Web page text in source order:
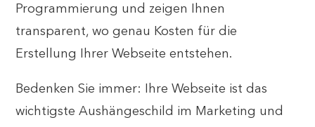
Programmierung und zeigen Ihnen
transparent, wo genau Kosten für die
Erstellung Ihrer Webseite entstehen.
Bedenken Sie immer: Ihre Webseite ist das
wichtigste Aushängeschild im Marketing und